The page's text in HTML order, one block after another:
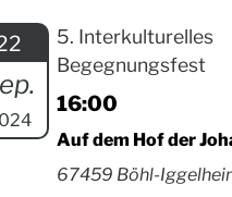
5. Interkulturelles
Begegnungsfest
16:00
Auf dem Hof der
67459 Böhl-